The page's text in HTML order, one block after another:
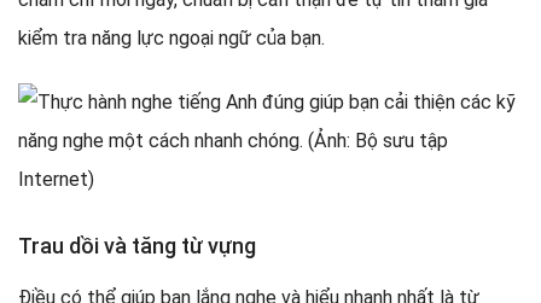
kiểm tra năng lực ngoại ngữ của bạn.
Trau dồi và tăng từ vựng
Điều có thể giúp bạn lắng nghe và hiểu nhanh nhất là từ